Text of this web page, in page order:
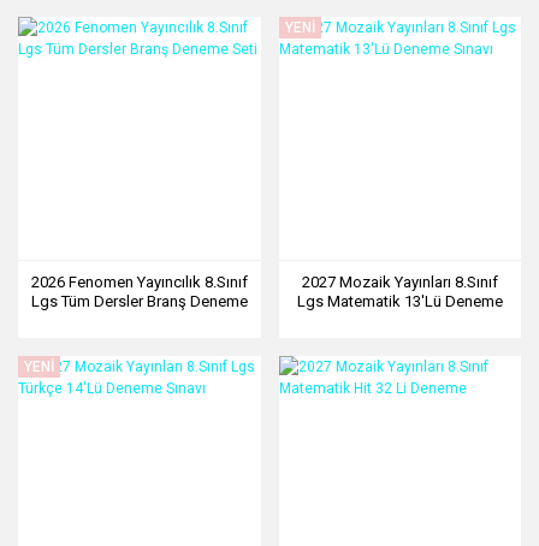
2026 Fenomen Yayıncılık 8.Sınıf
Lgs Tüm Dersler Branş Deneme
YENİ
2027 Mozaik Yayınları 8.Sınıf
Lgs Matematik 13'Lü Deneme
YENİ